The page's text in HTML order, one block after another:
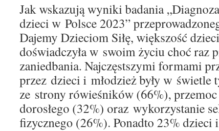
Jak wskazują wyniki badania
dzieci w Polsce 2023”
Dajemy Dzieciom Siłę, większość
doświadczyła w swoim życiu choć raz
zaniedbania. Najczęstszymi formami
przez dzieci i młodzież były w świetle
ze strony rówieśników (66%),
dorosłego (32%) oraz wykorzystanie
fizycznego (26%). Ponadto 23% dzieci